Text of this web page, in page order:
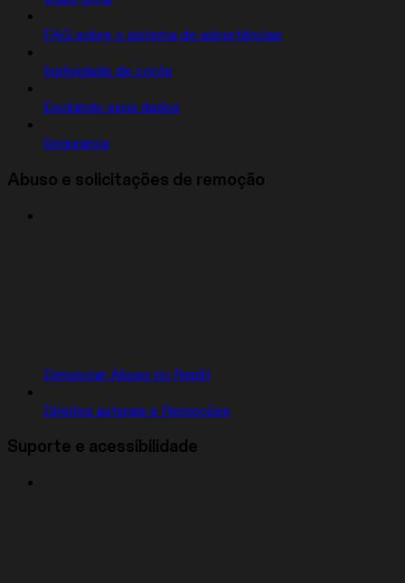
FAQ sobre o sistema de advertências
Inatividade de conta
Excluindo seus dados
Segurança
Abuso e solicitações de remoção
Denunciar Abuso no Replit
Direitos autorais e Remoções
Suporte e acessibilidade